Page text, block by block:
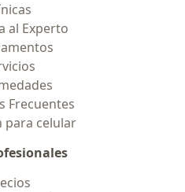
al Experto
Frecuentes
para celular